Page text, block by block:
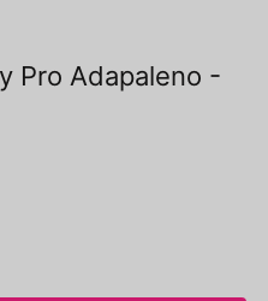
Pro Adapaleno -